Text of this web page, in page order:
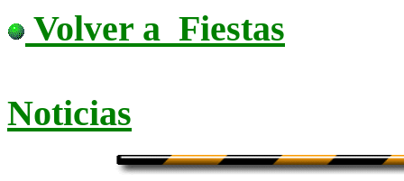
Volver a Fiestas
Noticias